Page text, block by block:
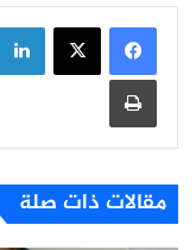
طباعة
مقالات ذات صلة